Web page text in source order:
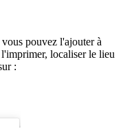
pouvez l'ajouter à
localiser le lieu
: